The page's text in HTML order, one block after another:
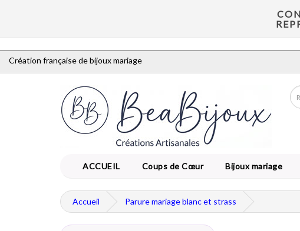
Création française de bijoux mariage
ACCUEIL Coups de Cœur Bijoux mariage
Accueil Parure mariage blanc et strass